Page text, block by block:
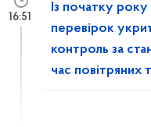
Із початку
перевірок
контроль за
час повітряних
16:51